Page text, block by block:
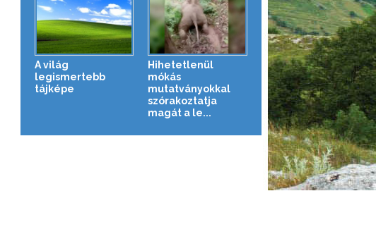
A világ
legismertebb
tájképe
Hihetetlenül
mókás
mutatványokkal
szórakoztatja
magát a le...